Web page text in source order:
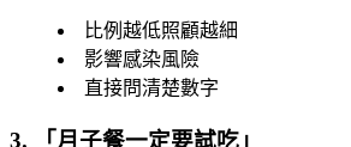
比例越低照顧越細
影響感染風險
直接問清楚數字
3. 「月子餐一定要試吃 」